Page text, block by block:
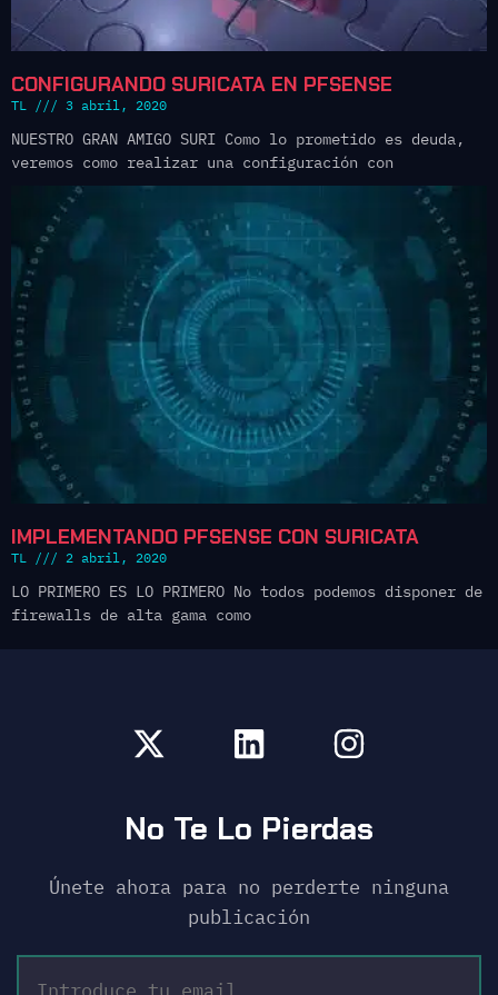
CONFIGURANDO SURICATA EN PFSENSE
TL 3 abril, 2020
NUESTRO GRAN AMIGO SURI Como lo prometido es deuda,
veremos como realizar una configuración con
IMPLEMENTANDO PFSENSE CON SURICATA
TL 2 abril, 2020
LO PRIMERO ES LO PRIMERO No todos podemos disponer de
firewalls de alta gama como
No Te Lo Pierdas
Únete ahora para no perderte ninguna
publicación